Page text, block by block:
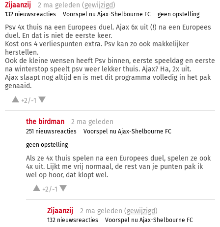
Zijaanzij 2 ma geleden (gewijzigd)
132 nieuwsreacties Voorspel nu Ajax-Shelbourne FC geen opstelling
Psv 4x thuis na een Europees duel. Ajax 6x uit (!) na een Europees
duel. En dat is niet de eerste keer.
Kost ons 4 verliespunten extra. Psv kan zo ook makkelijker
herstellen.
Ook de kleine wensen heeft Psv binnen, eerste speeldag en eerste
na winterstop speelt psv weer lekker thuis. Ajax? Ha, 2x uit.
Ajax slaapt nog altijd en is met dit programma volledig in het pak
genaaid.
+2/-1
the birdman 2 ma geleden
251 nieuwsreacties
Voorspel nu Ajax-Shelbourne FC
geen opstelling
Als ze 4x thuis spelen na een Europees duel, spelen ze ook
4x uit. Lijkt me vrij normaal, de rest van je punten pak ik
wel op hoor, dat klopt wel.
+2/-1
Zijaanzij 2 ma geleden (gewijzigd)
132 nieuwsreacties Voorspel nu Ajax-Shelbourne FC